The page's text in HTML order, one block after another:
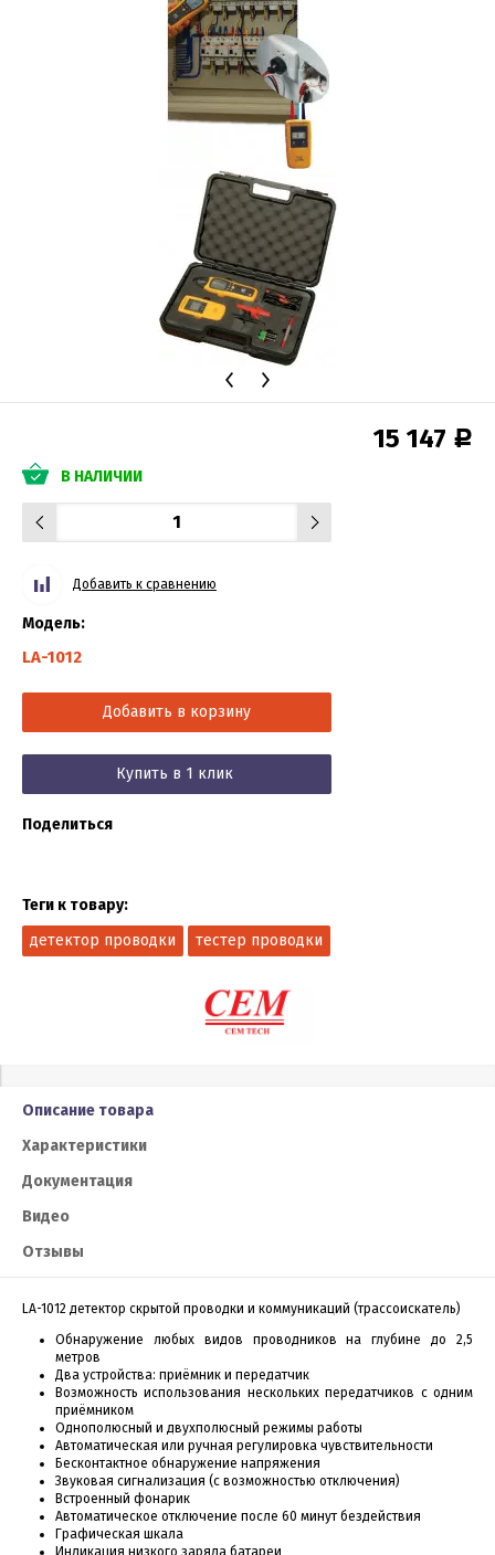
15 147 Р
В НАЛИЧИИ
Добавить к сравнению
Модель:
LA-1012
Добавить в корзину
Купить в 1 клик
Поделиться
Теги к товару:
детектор проводки
тестер проводки
Описание товара
Характеристики
Документация
Видео
Отзывы
LA-1012 детектор скрытой проводки и коммуникаций (трассоискатель)
Обнаружение любых видов проводников на глубине до 2,5
метров
Два устройства: приёмник и передатчик
Возможность использования нескольких передатчиков с одним
приёмником
Однополюсный и двухполюсный режимы работы
Автоматическая или ручная регулировка чувствительности
Бесконтактное обнаружение напряжения
Звуковая сигнализация (с возможностью отключения)
Встроенный фонарик
Автоматическое отключение после 60 минут бездействия
Графическая шкала
Индикация низкого заряда батареи